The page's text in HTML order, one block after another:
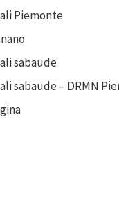
Piemonte
sabaude
sabaude – DRMN